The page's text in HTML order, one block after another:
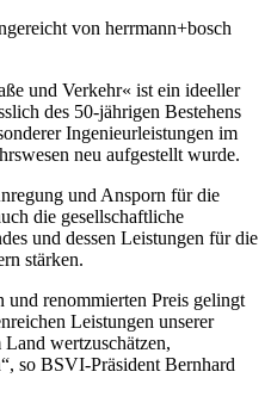
von herrmann+bosch
und Verkehr« ist ein ideeller
des 50-jährigen Bestehens
Ingenieurleistungen im
neu aufgestellt wurde.
und Ansporn für die
die gesellschaftliche
und dessen Leistungen für die
stärken.
und renommierten Preis gelingt
Leistungen unserer
wertzuschätzen,
so BSVI-Präsident Bernhard